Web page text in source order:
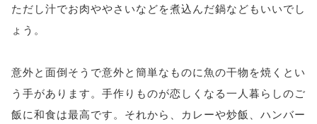
ただし汁でお肉ややさいなどを煮込んだ鍋などもいいでし
ょう。
意外と面倒そうで意外と簡単なものに魚の干物を焼くとい
う手があります。手作りものが恋しくなる一人暮らしのご
飯に和食は最高です。それから、カレーや炒飯、ハンバー